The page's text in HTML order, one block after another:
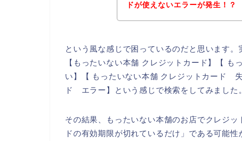
ドが使えないエラーが発生！？
という風な感じで困っているのだと思います
【もったいない本舗 クレジットカード】【
い】【 もったいない本舗 クレジットカード
ド エラー】という感じで検索をしてみました
その結果、もったいない本舗のお店でクレジ
ドの有効期限が切れているだけ」である可能性